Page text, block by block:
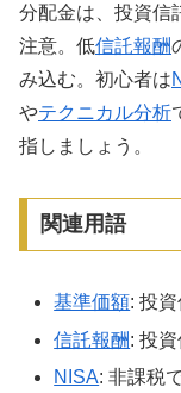
分配金は、投資信
注意。低信託報酬
み込む。初心者は
やテクニカル分析
指しましょう。
関連用語
基準価額: 投資
信託報酬: 投
NISA: 非課税